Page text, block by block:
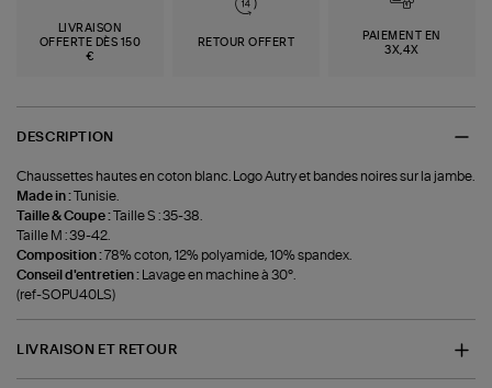
LIVRAISON
OFFERTE DÈS 150
€
RETOUR OFFERT
PAIEMENT EN
3X,4X
DESCRIPTION
Chaussettes hautes en coton blanc. Logo Autry et bandes noires sur la jambe.
Made in :
Tunisie.
Taille & Coupe :
Taille S : 35-38.
Taille M : 39-42.
Composition : 78% coton, 12% polyamide, 10% spandex.
Conseil d'entretien :
Lavage en machine à 30°.
(ref-SOPU40LS)
LIVRAISON ET RETOUR